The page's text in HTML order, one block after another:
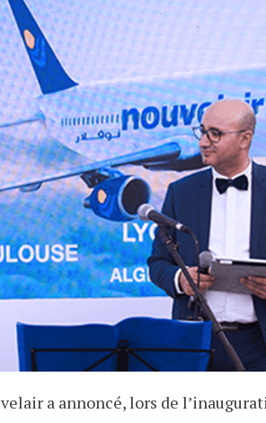
a annoncé, lors de